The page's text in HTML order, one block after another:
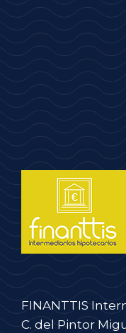
FINANTTIS
C. del Pintor